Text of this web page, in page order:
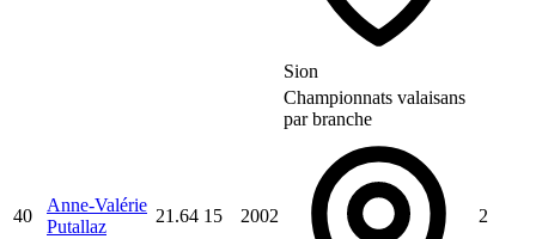
Sion
40
Anne-Valérie
Putallaz
21.64 15 2002
Championnats valaisans
par branche
2